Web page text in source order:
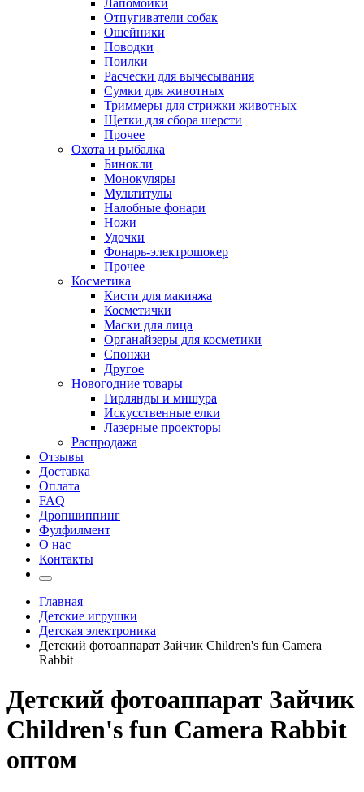
Лапомойки
Отпугиватели собак
Ошейники
Поводки
Поилки
Расчески для вычесывания
Сумки для животных
Триммеры для стрижки животных
Щетки для сбора шерсти
Прочее
Охота и рыбалка
Бинокли
Монокуляры
Мультитулы
Налобные фонари
Ножи
Удочки
Фонарь-электрошокер
Прочее
Косметика
Кисти для макияжа
Косметички
Маски для лица
Органайзеры для косметики
Спонжи
Другое
Новогодние товары
Гирлянды и мишура
Искусственные елки
Лазерные проекторы
Распродажа
Отзывы
Доставка
Оплата
FAQ
Дропшиппинг
Фулфилмент
О нас
Контакты
Главная
Детские игрушки
Детская электроника
Детский фотоаппарат Зайчик Children's fun Camera
Rabbit
Детский фотоаппарат Зайчик
Children's fun Camera Rabbit
оптом